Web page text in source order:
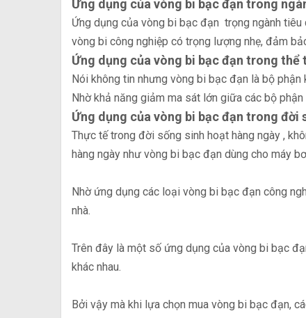
Ứng dụng của vòng bi bạc đạn trong
Ứng dụng của vòng bi bạc đạn trọng ngành
vòng bi công nghiệp có trọng lượng nhẹ, đảm
Ứng dụng của vòng bi bạc đạn trong thể
Nói không tin nhưng vòng bi bạc đạn là bộ
Nhờ khả năng giảm ma sát lớn giữa các bộ
Ứng dụng của vòng bi bạc đạn trong đời
Thực tế trong đời sống sinh hoạt hàng ngày ,
hàng ngày như vòng bi bạc đạn dùng cho máy
Nhờ ứng dụng các loại vòng bi bạc đạn công
nhà.
Trên đây là một số ứng dụng của vòng bi bạc
khác nhau.
Bởi vậy mà khi lựa chọn mua vòng bi bạc đạn,